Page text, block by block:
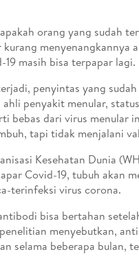
orang yang sudah
menyenangkannya
masih bisa terpapar lagi.
penyintas yang
penyakit menular,
bebas dari virus menular
tapi tidak menjalani
Kesehatan Dunia
Covid-19, tubuh akan
terinfeksi virus corona.
bisa bertahan
menyebutkan,
selama beberapa bulan,